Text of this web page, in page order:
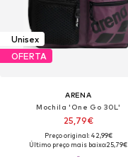
Unisex
OFERTA
ARENA
Mochila 'One Go 30L'
25,79€
Preço original: 42,99€
Último preço mais baixo:25,79€